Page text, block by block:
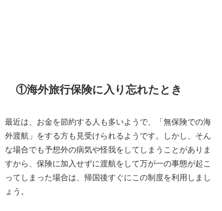
①海外旅行保険に入り忘れたとき
最近は、お金を節約する人も多いようで、「無保険での海
外渡航」をする方も見受けられるようです。しかし、そん
な場合でも予想外の病気や怪我をしてしまうことがありま
すから、保険に加入せずに渡航をして万が一の事態が起こ
ってしまった場合は、帰国後すぐにこの制度を利用しまし
ょう。